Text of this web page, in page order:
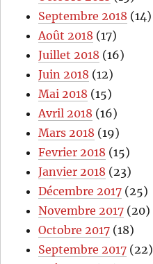
Septembre 2018 (14)
Août 2018 (17)
Juillet 2018 (16)
Juin 2018 (12)
Mai 2018 (15)
Avril 2018 (16)
Mars 2018 (19)
Fevrier 2018 (15)
Janvier 2018 (23)
Décembre 2017 (25)
Novembre 2017 (20)
Octobre 2017 (18)
Septembre 2017 (22)